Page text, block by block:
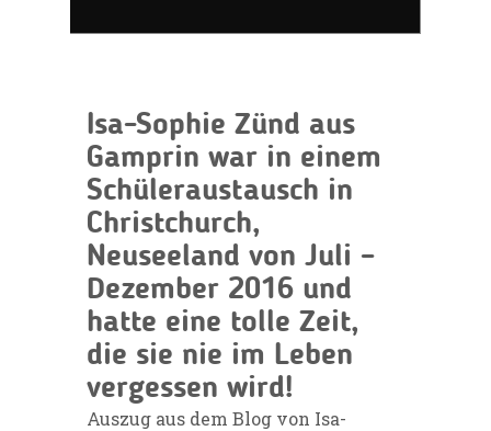
Isa-Sophie Zünd aus
Gamprin war in einem
Schüleraustausch in
Christchurch,
Neuseeland von Juli –
Dezember 2016 und
hatte eine tolle Zeit,
die sie nie im Leben
vergessen wird!
Auszug aus dem Blog von Isa-